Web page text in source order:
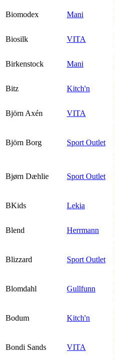
Biomodex Mani
Biosilk
VITA
Birkenstock Mani
Bitz
Kitch'n
Björn Axén VITA
Björn Borg Sport Outlet
Bjørn Dæhlie Sport Outlet
BKids
Lekia
Blend Herrmann
Blizzard Sport Outlet
Blomdahl Gullfunn
Bodum Kitch'n
Bondi Sands VITA